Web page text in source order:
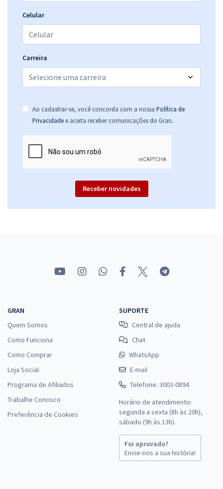
R$ 202,32à vista
Economize R$ 50,58 (-20%)
Comprar
CODERN - Companhia Docas do Rio Grande do Norte -
Contabilidade (Pré-edital)
R$ 116,72à vista
R$9,73
Economize R$ 29,18 (-20%)
Comprar
Comprar
CODERN - Companhia Docas do Rio Grande do Norte -
Conhecimentos Específicos para o Cargo de Técnico Desenvolvedor
R$17,99
Economize R$ 53,96 (-20%)
Comprar
CODERN - Companhia Docas do Rio Grande do Norte - Assistente
Administrativo
Celular
Carreira
Ao cadastrar-se, você concorda com a nossa Política de
Privacidade e aceita receber comunicações do Gran.
Receber novidades
GRAN
Quem Somos
Como Funciona
Como Comprar
Loja Social
Programa de Afiliados
Trabalhe Conosco
Preferência de Cookies
SUPORTE
Central de ajuda
Chat
WhatsApp
E-mail
Telefone: 3003-0894
Horário de atendimento:
segunda a sexta (8h às 20h),
sábado (9h às 13h).
Foi aprovado?
Envie-nos a sua história!